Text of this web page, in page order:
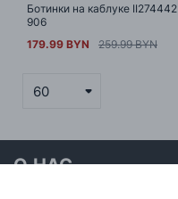
Ботинки на каблуке II274442
906
179.99 BYN
259.99 BYN
60
О НАС